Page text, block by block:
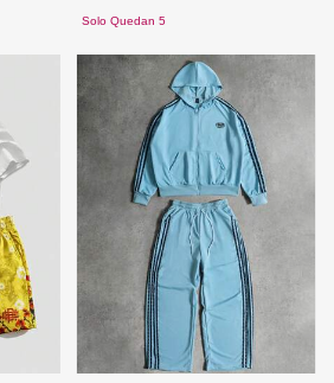
Solo Quedan 5